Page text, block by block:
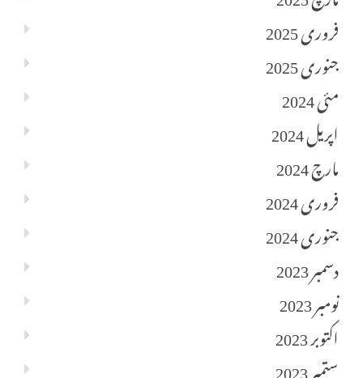
فروری 2025
جنوری 2025
مئی 2024
اپریل 2024
مارچ 2024
فروری 2024
جنوری 2024
دسمبر 2023
نومبر 2023
اکتوبر 2023
ستمبر 2023